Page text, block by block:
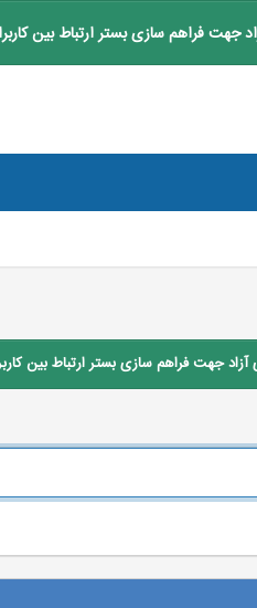
فراهم سازی بستر ارتباط بین
جهت فراهم سازی بستر ارتباط بین